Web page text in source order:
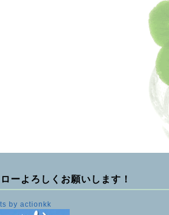
ーよろしくお願いします！
by actionkk